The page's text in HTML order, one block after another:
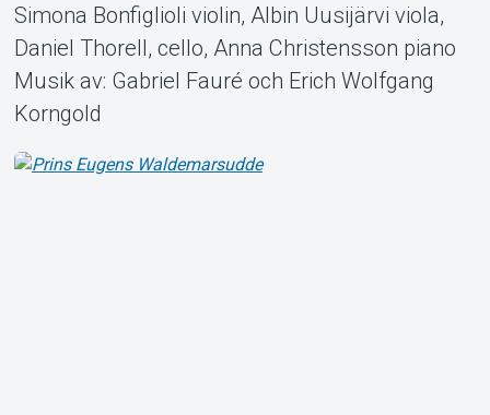
Support
Simona Bonfiglioli violin, Albin Uusijärvi viola,
Daniel Thorell, cello, Anna Christensson piano
Musik av: Gabriel Fauré och Erich Wolfgang
Korngold